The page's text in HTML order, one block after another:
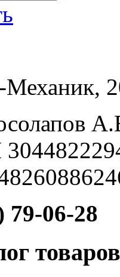
79-06-28
товаров